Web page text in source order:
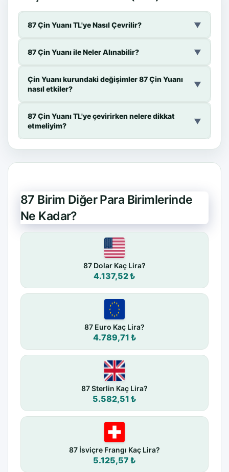
87 Çin Yuanı TL'ye Nasıl Çevrilir? ▼
87 Çin Yuanı ile Neler Alınabilir? ▼
Çin Yuanı kurundaki değişimler 87 Çin Yuanı
nasıl etkiler?
▼
87 Çin Yuanı TL'ye çevirirken nelere dikkat
etmeliyim?
▼
87 Birim Diğer Para Birimlerinde
Ne Kadar?
87 Dolar Kaç Lira?
4.137,52 ₺
87 Euro Kaç Lira?
4.789,71 ₺
87 Sterlin Kaç Lira?
5.582,51 ₺
87 İsviçre Frangı Kaç Lira?
5.125,57 ₺